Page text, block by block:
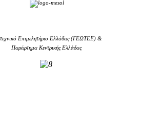
Επιμελητήριο Ελλάδας (ΓΕΩΤΕΕ) &
Παράρτημα Κεντρικής Ελλάδας